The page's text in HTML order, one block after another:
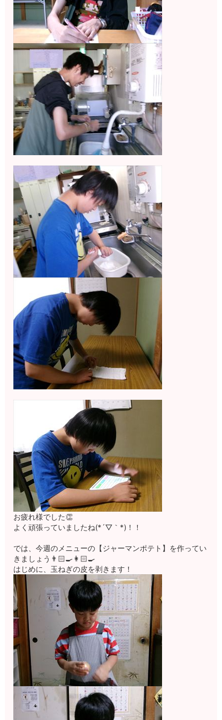
お疲れ様でした👏
よく頑張っていましたね(*´▽｀*)！！
では、今週のメニューの【ジャーマンポテト】を作ってい
きましょう👨🏻‍🍳👩🏻‍🍳
はじめに、玉ねぎの皮を剥きます！